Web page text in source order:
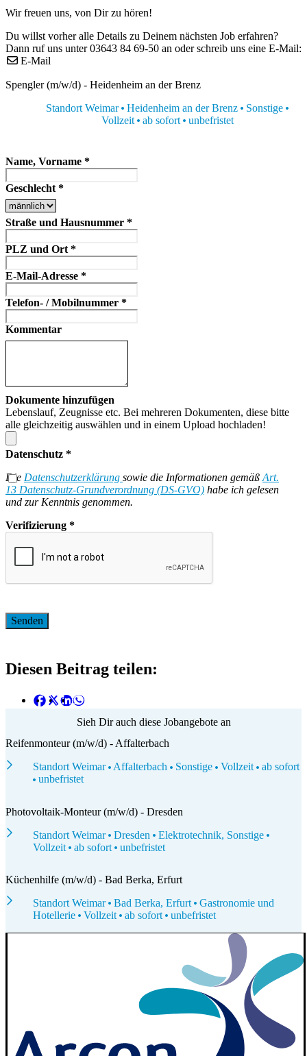
Wir freuen uns, von Dir zu hören!
Du willst vorher alle Details zu Deinem nächsten Job erfahren?
Dann ruf uns unter 03643 84 69-50 an oder schreib uns eine E-Mail:
E-Mail
Spengler (m/w/d) - Heidenheim an der Brenz
Standort Weimar
Heidenheim an der Brenz
Sonstige
Vollzeit ab sofort unbefristet
Name, Vorname *
Geschlecht *
Straße und Hausnummer *
PLZ und Ort *
E-Mail-Adresse *
Telefon- / Mobilnummer *
Kommentar
Dokumente hinzufügen
Lebenslauf, Zeugnisse etc. Bei mehreren Dokumenten, diese bitte
alle gleichzeitig auswählen und in einem Upload hochladen!
Datenschutz *
Die Datenschutzerklärung sowie die Informationen gemäß Art.
13 Datenschutz-Grundverordnung (DS-GVO) habe ich gelesen
und zur Kenntnis genommen.
Verifizierung *
Diesen Beitrag teilen:
Sieh Dir auch diese Jobangebote an
Reifenmonteur (m/w/d) - Affalterbach
Standort Weimar
Affalterbach Sonstige Vollzeit
ab sofort
unbefristet
Photovoltaik-Monteur (m/w/d) - Dresden
Standort Weimar
Dresden
Elektrotechnik, Sonstige
Vollzeit
ab sofort unbefristet
Küchenhilfe (m/w/d) - Bad Berka, Erfurt
Standort Weimar
Bad Berka, Erfurt
Gastronomie und
Hotellerie
Vollzeit ab sofort unbefristet